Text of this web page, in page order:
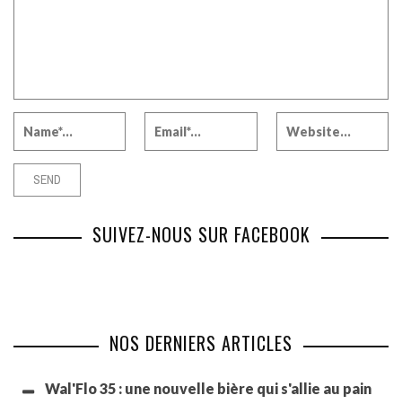
SUIVEZ-NOUS SUR FACEBOOK
NOS DERNIERS ARTICLES
Wal'Flo 35 : une nouvelle bière qui s'allie au pain